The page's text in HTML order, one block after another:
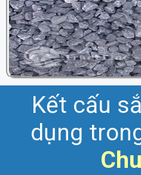
Kết cấu
dụng